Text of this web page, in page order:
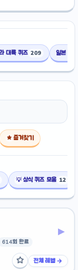
대륙 퀴즈 209 일본 도
★ 즐겨찾기
💡상식 퀴즈 모음 12
614회 완료
▸
☆즐겨찾기에 추가
전체 레벨 →